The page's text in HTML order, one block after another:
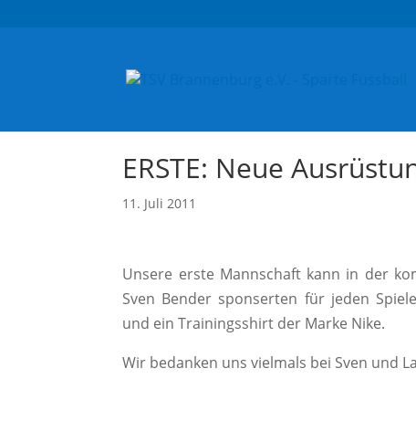
ERSTE: Neue
11. Juli 2011
Unsere erste Mannschaft kann in der
Sven Bender sponserten für jeden
und ein Trainingsshirt der Marke Nike.
Wir bedanken uns vielmals bei Sven und